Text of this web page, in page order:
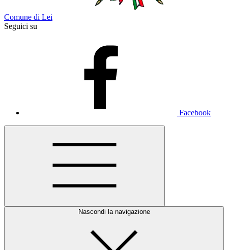
Comune di Lei
Seguici su
Facebook
Nascondi la navigazione